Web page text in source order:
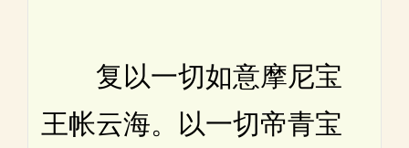
复以一切如意摩尼宝
王帐云海。以一切帝青宝